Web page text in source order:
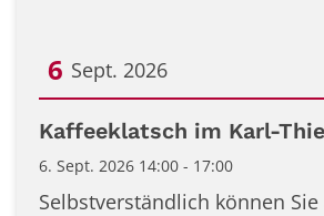
6 Sept. 2026
Datum: 6. September 2026
Kaffeeklatsch im Karl-
6. Sept. 2026 14:00 - 17:00
Selbstverständlich können